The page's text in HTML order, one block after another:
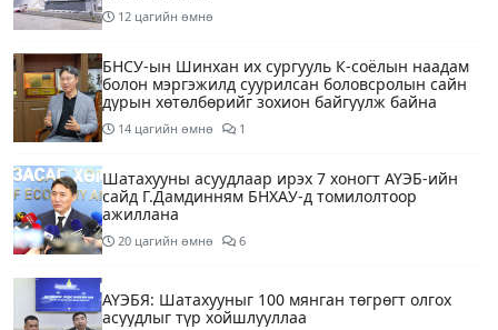
12 цагийн өмнө
БНСУ-ын Шинхан их сургууль К-соёлын наадам
болон мэргэжилд суурилсан боловсролын сайн
дурын хөтөлбөрийг зохион байгуулж байна
14 цагийн өмнө 1
Шатахууны асуудлаар ирэх 7 хоногт АҮЭБ-ийн
сайд Г.Дамдинням БНХАУ-д томилолтоор
ажиллана
20 цагийн өмнө 6
АҮЭБЯ: Шатахууныг 100 мянган төгрөгт олгох
асуудлыг түр хойшлууллаа